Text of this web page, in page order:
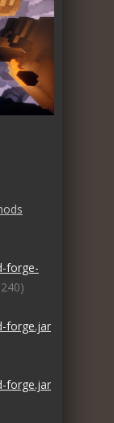
forge-
forge.jar
forge.jar